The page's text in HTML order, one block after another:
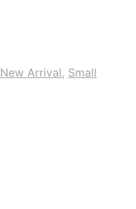
New Arrival, Small